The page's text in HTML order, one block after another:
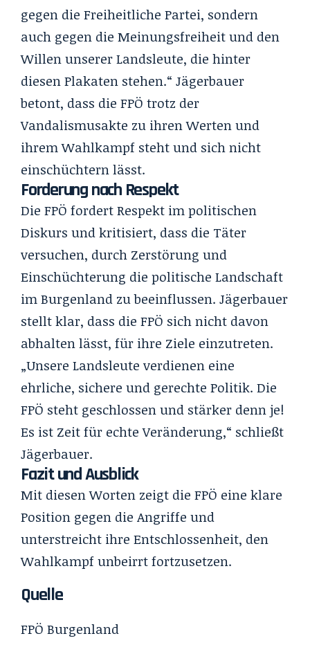
gegen die Freiheitliche Partei, sondern
auch gegen die Meinungsfreiheit und den
Willen unserer Landsleute, die hinter
diesen Plakaten stehen.“ Jägerbauer
betont, dass die FPÖ trotz der
Vandalismusakte zu ihren Werten und
ihrem Wahlkampf steht und sich nicht
einschüchtern lässt.
Forderung nach Respekt
Die FPÖ fordert Respekt im politischen
Diskurs und kritisiert, dass die Täter
versuchen, durch Zerstörung und
Einschüchterung die politische Landschaft
im Burgenland zu beeinflussen. Jägerbauer
stellt klar, dass die FPÖ sich nicht davon
abhalten lässt, für ihre Ziele einzutreten.
„Unsere Landsleute verdienen eine
ehrliche, sichere und gerechte Politik. Die
FPÖ steht geschlossen und stärker denn je!
Es ist Zeit für echte Veränderung,“ schließt
Jägerbauer.
Fazit und Ausblick
Mit diesen Worten zeigt die FPÖ eine klare
Position gegen die Angriffe und
unterstreicht ihre Entschlossenheit, den
Wahlkampf unbeirrt fortzusetzen.
Quelle
FPÖ Burgenland